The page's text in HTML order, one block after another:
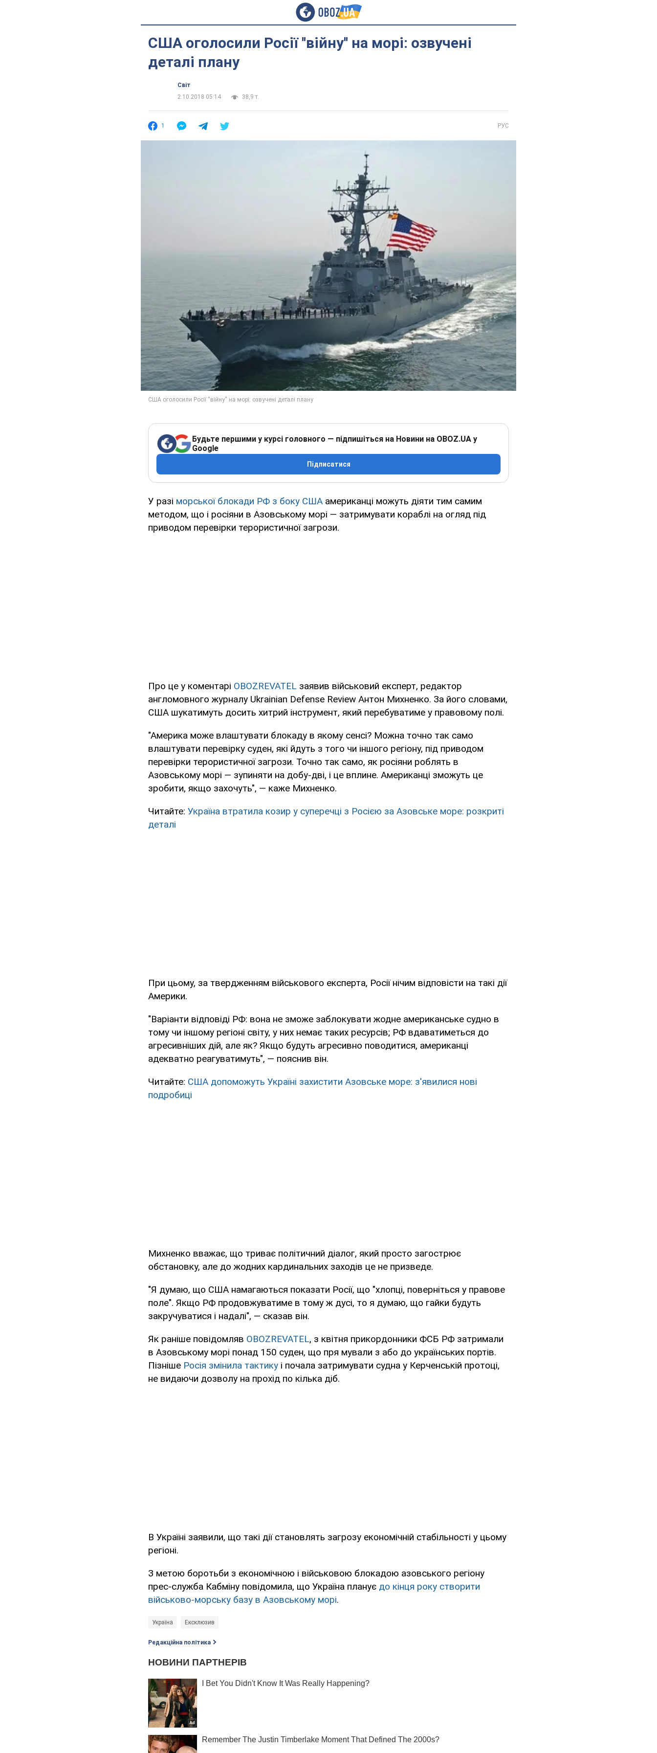
США оголосили Росії ''війну'' на морі: озвучені
деталі плану
Світ
2.10.2018 05:14
38,9 т.
1 РУС
Будьте першими у курсі головного — підпишіться на Новини на OBOZ.UA у
Google
Підписатися
У разі морської блокади РФ з боку США американці можуть діяти тим самим
методом, що і росіяни в Азовському морі — затримувати кораблі на огляд під
приводом перевірки терористичної загрози.
Про це у коментарі OBOZREVATEL заявив військовий експерт, редактор
англомовного журналу Ukrainian Defense Review Антон Михненко. За його словами,
США шукатимуть досить хитрий інструмент, який перебуватиме у правовому полі.
"Америка може влаштувати блокаду в якому сенсі? Можна точно так само
влаштувати перевірку суден, які йдуть з того чи іншого регіону, під приводом
перевірки терористичної загрози. Точно так само, як росіяни роблять в
Азовському морі — зупиняти на добу-дві, і це вплине. Американці зможуть це
зробити, якщо захочуть", — каже Михненко.
Читайте: Україна втратила козир у суперечці з Росією за Азовське море: розкриті
деталі
При цьому, за твердженням військового експерта, Росії нічим відповісти на такі дії
Америки.
"Варіанти відповіді РФ: вона не зможе заблокувати жодне американське судно в
тому чи іншому регіоні світу, у них немає таких ресурсів; РФ вдаватиметься до
агресивніших дій, але як? Якщо будуть агресивно поводитися, американці
адекватно реагуватимуть", — пояснив він.
Читайте: США допоможуть Україні захистити Азовське море: з'явилися нові
подробиці
Михненко вважає, що триває політичний діалог, який просто загострює
обстановку, але до жодних кардинальних заходів це не призведе.
"Я думаю, що США намагаються показати Росії, що "хлопці, поверніться у правове
поле". Якщо РФ продовжуватиме в тому ж дусі, то я думаю, що гайки будуть
закручуватися і надалі", — сказав він.
Як раніше повідомляв OBOZREVATEL, з квітня прикордонники ФСБ РФ затримали
в Азовському морі понад 150 суден, що пря мували з або до українських портів.
Пізніше Росія змінила тактику і почала затримувати судна у Керченській протоці,
не видаючи дозволу на прохід по кілька діб.
В Україні заявили, що такі дії становлять загрозу економічній стабільності у цьому
регіоні.
З метою боротьби з економічною і військовою блокадою азовського регіону
прес-служба Кабміну повідомила, що Україна планує до кінця року створити
військово-морську базу в Азовському морі.
Україна Ексклюзив
Редакційна політика